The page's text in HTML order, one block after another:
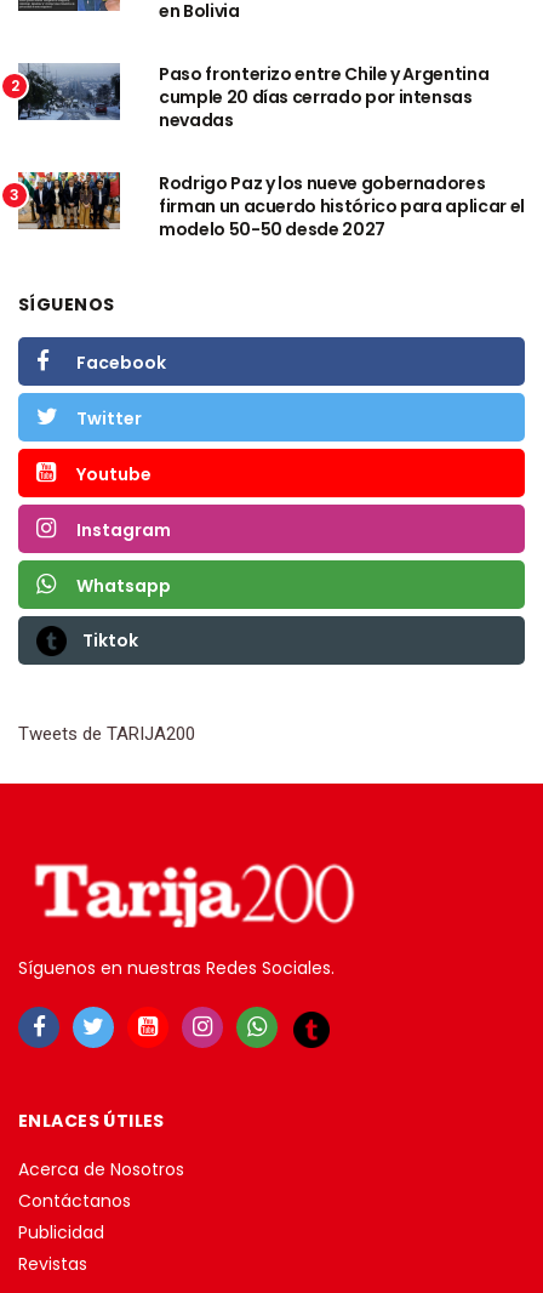
en Bolivia
2
Paso fronterizo entre Chile y Argentina
cumple 20 días cerrado por intensas
nevadas
3
Rodrigo Paz y los nueve gobernadores
firman un acuerdo histórico para aplicar el
modelo 50-50 desde 2027
SÍGUENOS
Facebook
Twitter
Youtube
Instagram
Whatsapp
Tiktok
Tweets de TARIJA200
Síguenos en nuestras Redes Sociales.
ENLACES ÚTILES
Acerca de Nosotros
Contáctanos
Publicidad
Revistas